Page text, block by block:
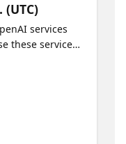
(UTC)
services
these services
such as
Azure and